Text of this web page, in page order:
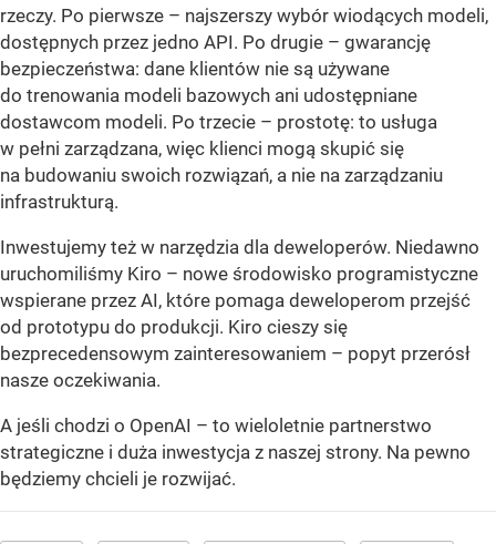
rzeczy. Po pierwsze – najszerszy wybór wiodących modeli,
dostępnych przez jedno API. Po drugie – gwarancję
bezpieczeństwa: dane klientów nie są używane
do trenowania modeli bazowych ani udostępniane
dostawcom modeli. Po trzecie – prostotę: to usługa
w pełni zarządzana, więc klienci mogą skupić się
na budowaniu swoich rozwiązań, a nie na zarządzaniu
infrastrukturą.
Inwestujemy też w narzędzia dla deweloperów. Niedawno
uruchomiliśmy Kiro – nowe środowisko programistyczne
wspierane przez AI, które pomaga deweloperom przejść
od prototypu do produkcji. Kiro cieszy się
bezprecedensowym zainteresowaniem – popyt przerósł
nasze oczekiwania.
A jeśli chodzi o OpenAI – to wieloletnie partnerstwo
strategiczne i duża inwestycja z naszej strony. Na pewno
będziemy chcieli je rozwijać.